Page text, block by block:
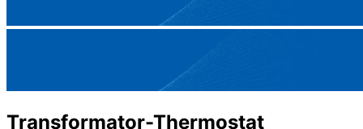
Transformator-Thermostat